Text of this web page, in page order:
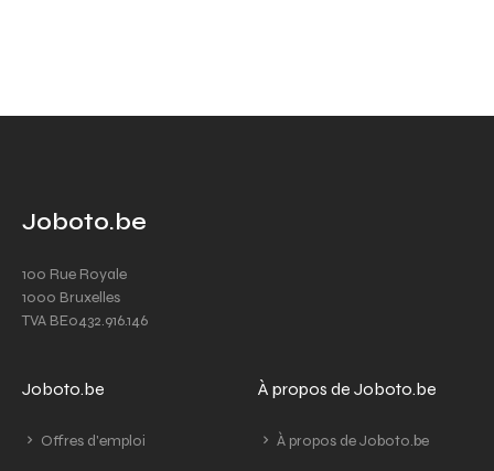
Joboto.be
100 Rue Royale
1000 Bruxelles
TVA BE0432.916.146
Joboto.be
Offres d'emploi
À propos de Joboto.be
À propos de Joboto.be